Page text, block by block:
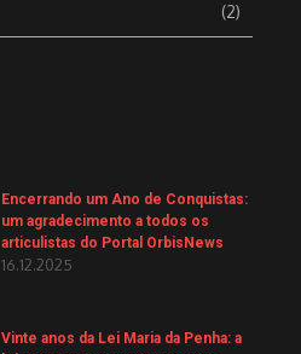
(2)
Encerrando um Ano de Conquistas:
um agradecimento a todos os
articulistas do Portal OrbisNews
16.12.2025
Vinte anos da Lei Maria da Penha: a